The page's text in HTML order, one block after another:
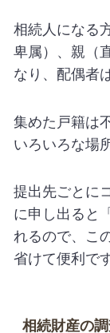
相続人になる
卑属）、親（
なり、配偶者
集めた戸籍は
いろいろな場
提出先ごとに
に申し出ると
れるので、こ
省けて便利です
相続財産の